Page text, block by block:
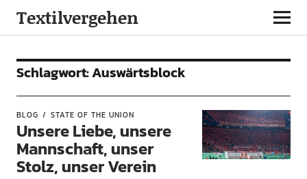
Textilvergehen
Schlagwort:Auswärtsblock
BLOG STATE OF THE UNION
Unsere Liebe, unsere
Mannschaft, unser
Stolz, unser Verein